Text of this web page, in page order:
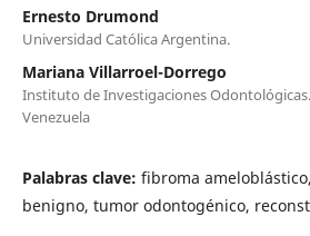
Ernesto Drumond
Universidad Católica Argentina.
Mariana Villarroel-Dorrego
Instituto de Investigaciones
Venezuela
Palabras clave: fibroma
benigno, tumor odontogénico,